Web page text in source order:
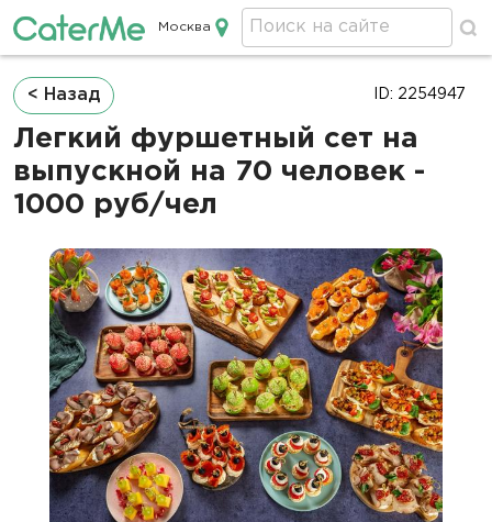
Кейтеринг в Москве
Москва
Строка
навигации
< Назад
Легкий фуршетный сет на
выпускной на 70 человек -
1000 руб/чел
ID: 2254947